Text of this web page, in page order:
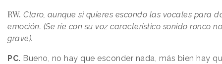
RW. Claro, aunque si quieres escondo las vocales para
emoción. (Se ríe con su voz característico sonido ronco
grave).
PC. Bueno, no hay que esconder nada, más bien hay